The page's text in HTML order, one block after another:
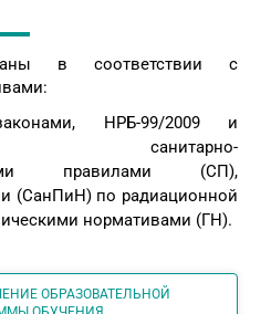
в соответствии с
НРБ-99/2009 и
санитарно-
правилами (СП),
(СанПиН) по радиационной
нормативами (ГН).
ОБРАЗОВАТЕЛЬНОЙ